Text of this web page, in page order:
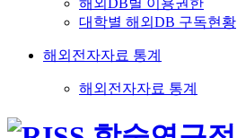
해외DB별 이용권한
대학별 해외DB 구독현황
해외전자자료 통계
해외전자자료 통계